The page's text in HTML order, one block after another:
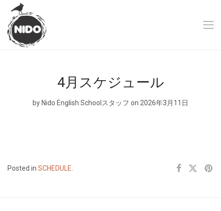
4月スケジュール
by Nido English Schoolスタッフ on 2026年3月11日
Posted in SCHEDULE